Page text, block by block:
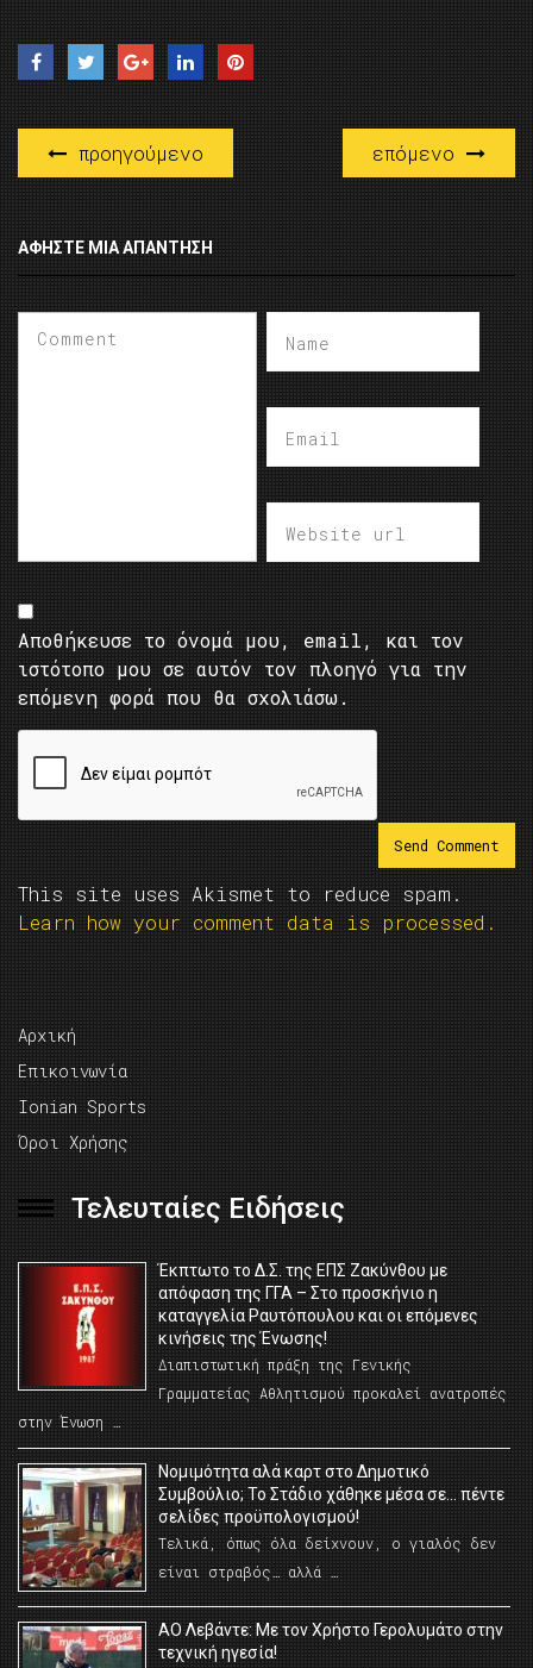
προηγούμενο επόμενο
ΑΦΉΣΤΕ ΜΙΑ ΑΠΆΝΤΗΣΗ
Αποθήκευσε το όνομά μου, email, και τον
ιστότοπο μου σε αυτόν τον πλοηγό για την
επόμενη φορά που θα σχολιάσω.
This site uses Akismet to reduce spam.
Learn how your comment data is processed.
Αρχική
Επικοινωνία
Ionian Sports
Όροι Χρήσης
Τελευταίες Ειδήσεις
Έκπτωτο το Δ.Σ. της ΕΠΣ Ζακύνθου με
απόφαση της ΓΓΑ – Στο προσκήνιο η
καταγγελία Ραυτόπουλου και οι επόμενες
κινήσεις της Ένωσης!
Διαπιστωτική πράξη της Γενικής
Γραμματείας Αθλητισμού προκαλεί ανατροπές
στην Ένωση …
Νομιμότητα αλά καρτ στο Δημοτικό
Συμβούλιο; Το Στάδιο χάθηκε μέσα σε… πέντε
σελίδες προϋπολογισμού!
Τελικά, όπως όλα δείχνουν, ο γιαλός δεν
είναι στραβός… αλλά …
ΑΟ Λεβάντε: Με τον Χρήστο Γερολυμάτο στην
τεχνική ηγεσία!